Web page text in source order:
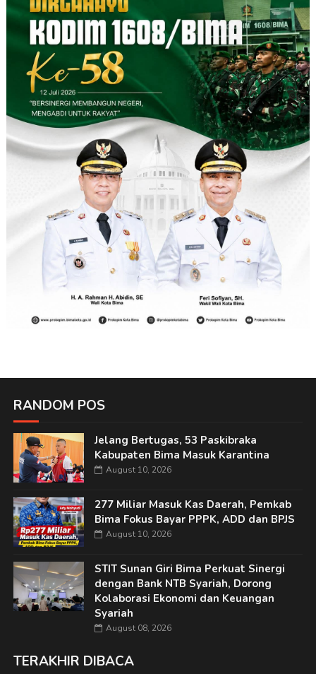
RANDOM POS
Jelang Bertugas, 53 Paskibraka
Kabupaten Bima Masuk Karantina
August 10, 2026
277 Miliar Masuk Kas Daerah, Pemkab
Bima Fokus Bayar PPPK, ADD dan BPJS
August 10, 2026
STIT Sunan Giri Bima Perkuat Sinergi
dengan Bank NTB Syariah, Dorong
Kolaborasi Ekonomi dan Keuangan
Syariah
August 08, 2026
TERAKHIR DIBACA